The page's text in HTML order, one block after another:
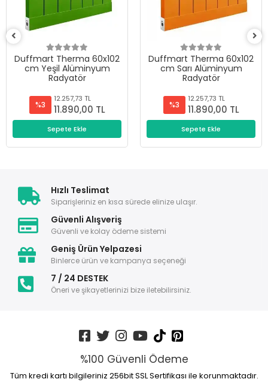
Duffmart Therma 60x102
cm Yeşil Alüminyum
Radyatör
%3
12.257,73 TL
11.890,00 TL
Sepete Ekle
Duffmart Therma 60x102
cm Sarı Alüminyum
Radyatör
%3
12.257,73 TL
11.890,00 TL
Sepete Ekle
Hızlı Teslimat
Siparişleriniz en kısa sürede elinize ulaşır.
Güvenli Alışveriş
Güvenli ve kolay ödeme sistemi
Geniş Ürün Yelpazesi
Binlerce ürün ve kampanya seçeneği
7 / 24 DESTEK
Öneri ve şikayetlerinizi bize iletebilirsiniz.
%100 Güvenli Ödeme
Tüm kredi kartı bilgileriniz 256bit SSL Sertifikası ile korunmaktadır.